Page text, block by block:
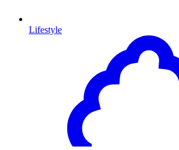
Lifestyle